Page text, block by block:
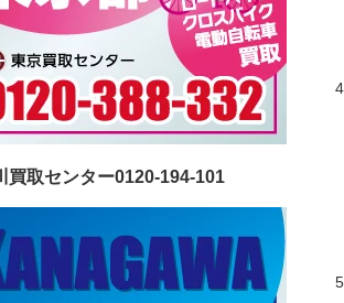
買取センター0120-194-101